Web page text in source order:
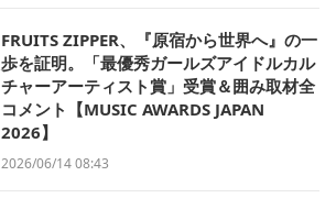
FRUITS ZIPPER、『原宿から世界へ』の一
歩を証明。「最優秀ガールズアイドルカル
チャーアーティスト賞」受賞＆囲み取材全
コメント【MUSIC AWARDS JAPAN
2026】
2026/06/14 08:43